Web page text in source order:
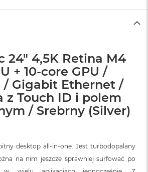
24" 4,5K Retina M4
+ 10-core GPU /
/ Gigabit Ethernet /
z Touch ID i polem
/ Srebrny (Silver)
desktop all‑in‑one. Jest turbodopalany
na nim jeszcze sprawniej surfować po